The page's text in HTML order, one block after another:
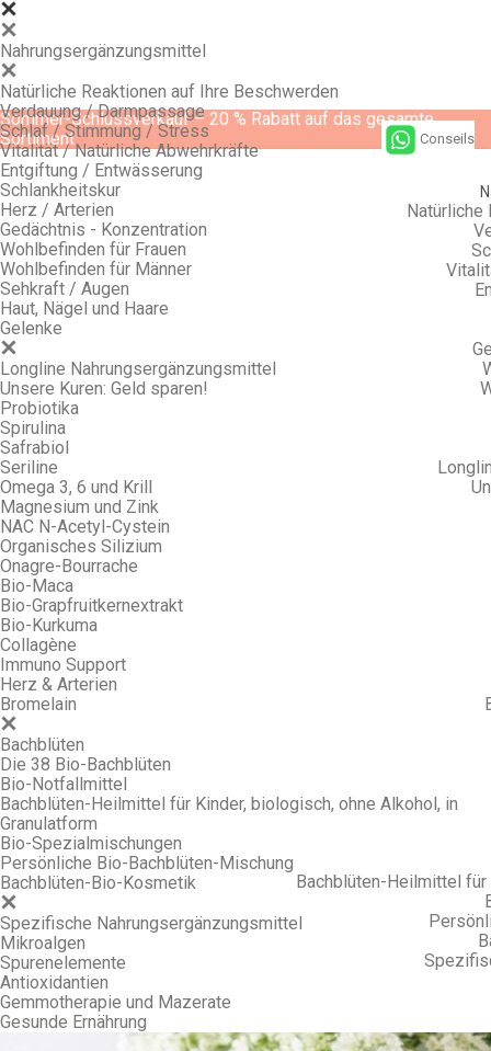
Sommer-Schlussverkauf – 20 % Rabatt auf das gesamte
Sortiment
Nahrungsergänzungsmittel
Natürliche Reaktionen auf Ihre Beschwerden
Verdauung / Darmpassage
Schlaf / Stimmung / Stress
Vitalität / Natürliche Abwehrkräfte
Entgiftung / Entwässerung
Schlankheitskur
Herz / Arterien
Gedächtnis - Konzentration
Wohlbefinden für Frauen
Wohlbefinden für Männer
Sehkraft / Augen
Haut, Nägel und Haare
Gelenke
Longline Nahrungsergänzungsmittel
Unsere Kuren: Geld sparen!
Probiotika
Spirulina
Safrabiol
Seriline
Omega 3, 6 und Krill
Magnesium und Zink
NAC N-Acetyl-Cystein
Organisches Silizium
Onagre-Bourrache
Bio-Maca
Bio-Grapfruitkernextrakt
Bio-Kurkuma
Collagène
Immuno Support
Herz & Arterien
Bromelain
Bachblüten
Die 38 Bio-Bachblüten
Bio-Notfallmittel
Bachblüten-Heilmittel für Kinder, biologisch, ohne Alkohol, in
Granulatform
Bio-Spezialmischungen
Persönliche Bio-Bachblüten-Mischung
Bachblüten-Bio-Kosmetik
Spezifische Nahrungsergänzungsmittel
Mikroalgen
Spurenelemente
Antioxidantien
Gemmotherapie und Mazerate
Gesunde Ernährung
Natürliche
Bachblüten-Heilmittel für
Conseils